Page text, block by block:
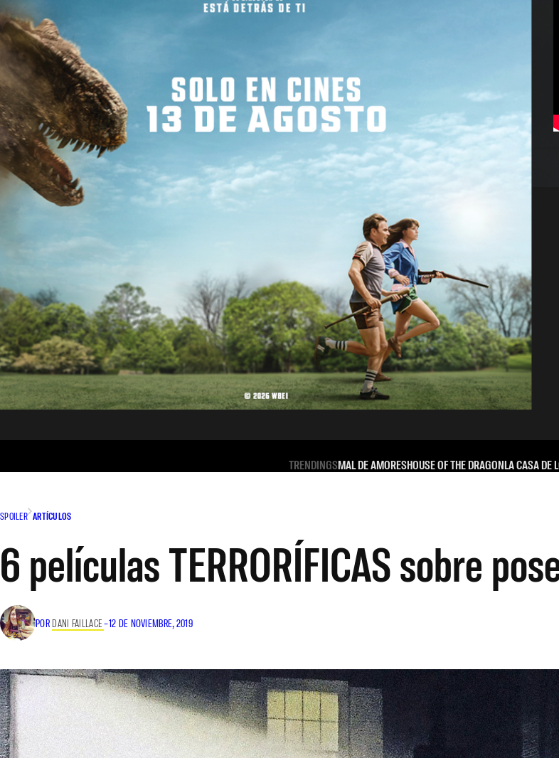
TRENDINGSMAL DE AMORESHOUSE OF THE DRAGONLA CASA DE
SPOILER ARTÍCULOS
6 películas TERRORÍFICAS sobre
POR DANI FAILLACE–12 DE NOVIEMBRE, 2019